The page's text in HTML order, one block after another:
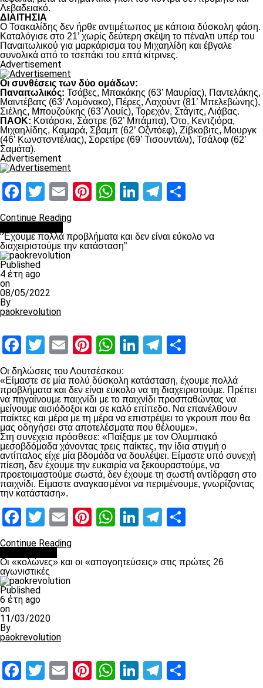
Λεβαδειακό.
ΔΙΑΙΤΗΣΙΑ
Ο Τσακαλίδης δεν ήρθε αντιμέτωπος με κάποια δύσκολη φάση.
Καταλόγισε στο 21’ χωρίς δεύτερη σκέψη το πέναλτι υπέρ του
Παναιτωλικού για μαρκάρισμα του Μιχαηλίδη και έβγαλε
συνολικά από το τσεπάκι του επτά κίτρινες.
Advertisement
Οι συνθέσεις των δύο ομάδων:
Παναιτωλικός: Τσάβες, Μπακάκης (63’ Μαυρίας), Παντελάκης,
Μαιντέβατς (63’ Λομόνακο), Πέρες, Λαχούντ (81’ Μπελεβώνης),
Σιέλης, Μπουζούκης (63΄Λουίς), Τορεχόν, Στάγιτς, Λιάβας.
ΠΑΟΚ: Κοτάρσκι, Σάστρε (62’ Μπάμπα), Ότο, Κεντζιόρα,
Μιχαηλίδης, Καμαρά, Σβαμπ (62’ Οζντόεφ), Ζίβκοβιτς, Μουργκ
(46’ Κωνστσντέλιας), Σορετίρε (69’ Τισουντάλι), Τσάλοφ (62’
Σαμάτα).
Advertisement
Facebook
Twitter
EmailPinterest
WhatsApp
LinkedIn
Telegram
Continue Reading
“Έχουμε πολλά προβλήματα και δεν είναι εύκολο να
διαχειριστούμε την κατάσταση”
Published
4 έτη ago
on
08/05/2022
By
paokrevolution
Facebook
Twitter
EmailPinterest
WhatsApp
LinkedIn
Telegram
Οι δηλώσεις του Λουτσέσκου:
«Είμαστε σε μία πολύ δύσκολη κατάσταση, έχουμε πολλά
προβλήματα και δεν είναι εύκολο να τη διαχειριστούμε. Πρέπει
να πηγαίνουμε παιχνίδι με το παιχνίδι προσπαθώντας να
μείνουμε αισιόδοξοι και σε καλό επίπεδο. Να επανέλθουν
παίκτες και μέρα με τη μέρα να επιστρέψει το γκρουπ που θα
μας οδηγήσει στα αποτελέσματα που θέλουμε».
Στη συνέχεια πρόσθεσε: «Παίξαμε με τον Ολυμπιακό
μεσοβδόμαδα χάνοντας τρεις παίκτες, την ίδια στιγμή ο
αντίπαλος είχε μία βδομάδα να δουλέψει. Είμαστε υπό συνεχή
πίεση, δεν έχουμε την ευκαιρία να ξεκουραστούμε, να
προετοιμαστούμε σωστά, δεν έχουμε τη σωστή αντίδραση στο
παιχνίδι. Είμαστε αναγκασμένοι να περιμένουμε, γνωρίζοντας
την κατάσταση».
Facebook
Twitter
EmailPinterest
WhatsApp
LinkedIn
Telegram
Continue Reading
Οι «κολώνες» και οι «απογοητεύσεις» στις πρώτες 26
αγωνιστικές
Published
6 έτη ago
on
11/03/2020
By
paokrevolution
Facebook
Twitter
EmailPinterest
WhatsApp
LinkedIn
Telegram